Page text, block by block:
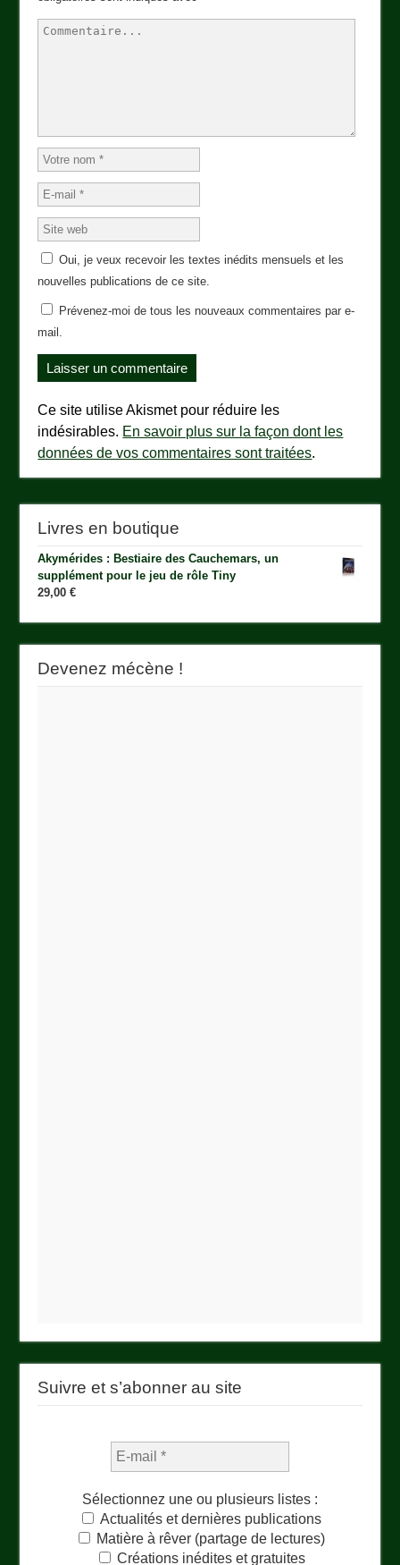
Oui, je veux recevoir les textes inédits mensuels et les
nouvelles publications de ce site.
Prévenez-moi de tous les nouveaux commentaires par e-
mail.
Ce site utilise Akismet pour réduire les
indésirables. En savoir plus sur la façon dont les
données de vos commentaires sont traitées.
Livres en boutique
Akymérides : Bestiaire des Cauchemars, un
supplément pour le jeu de rôle Tiny
29,00€
Devenez mécène !
Suivre et s’abonner au site
Sélectionnez une ou plusieurs listes :
Actualités et dernières publications
Matière à rêver (partage de lectures)
Créations inédites et gratuites